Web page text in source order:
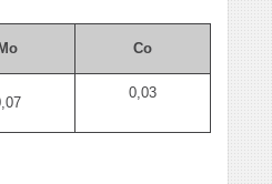
Мо Со
0,03